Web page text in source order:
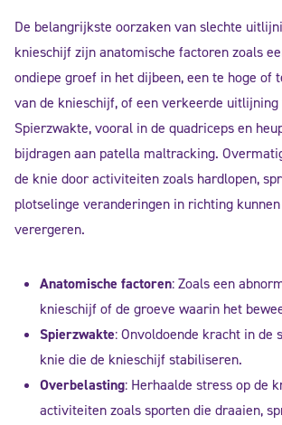
De belangrijkste oorzaken van slechte
knieschijf zijn anatomische factoren zoals
ondiepe groef in het dijbeen, een te hoge of
van de knieschijf, of een verkeerde uitlijning
Spierzwakte, vooral in de quadriceps en
bijdragen aan patella maltracking.
de knie door activiteiten zoals hardlopen,
plotselinge veranderingen in richting
verergeren.
Anatomische factoren: Zoals een
knieschijf of de groeve waarin het
Spierzwakte: Onvoldoende kracht in de
knie die de knieschijf stabiliseren.
Overbelasting: Herhaalde stress op de
activiteiten zoals sporten die draaien,